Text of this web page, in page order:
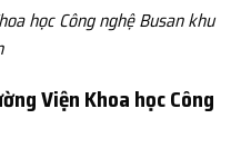
học Công nghệ Busan khu
Viện Khoa học Công